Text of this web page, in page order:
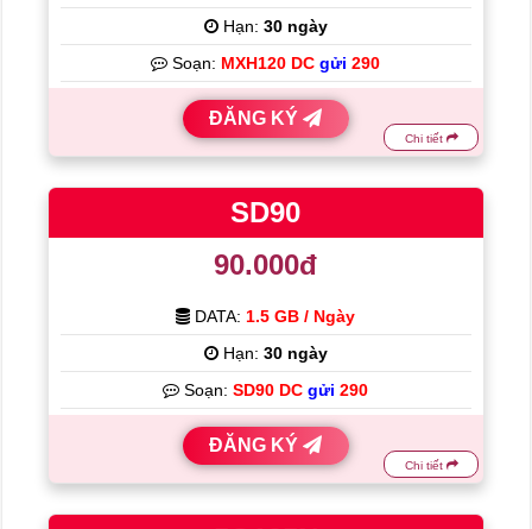
Hạn: 30 ngày
Soạn: MXH120 DCgửi 290
ĐĂNG KÝ
Chi tiết
SD90
90.000đ
DATA: 1.5 GB / Ngày
Hạn: 30 ngày
Soạn:SD90 DCgửi 290
ĐĂNG KÝ
Chi tiết